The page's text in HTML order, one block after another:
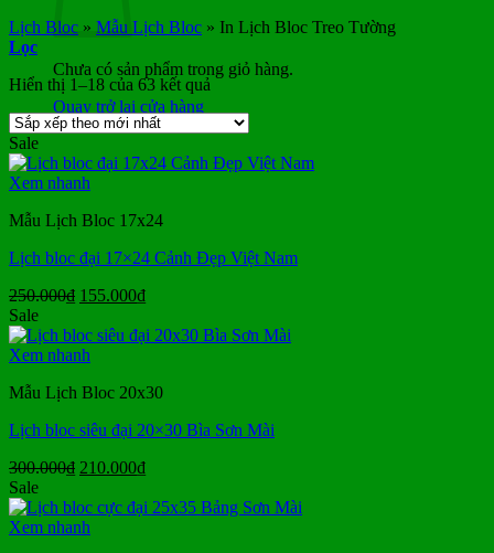
Chưa có sản phẩm trong giỏ hàng.
Quay trở lại cửa hàng
Lịch Bloc » Mẫu Lịch Bloc » In Lịch Bloc Treo Tường
Lọc
Hiển thị 1–18 của 63 kết quả Đã
xếp
mới
Sale
Xem nhanh
Mẫu Lịch Bloc 17x24
Lịch bloc đại 17×24 Cảnh Đẹp Việt Nam
250.000₫ Giá
là:
250.000₫.
155.000₫Giá
tại
Sale
Xem nhanh
Mẫu Lịch Bloc 20x30
Lịch bloc siêu đại 20×30 Bìa Sơn Mài
300.000₫ Giá
là:
300.000₫.
210.000₫Giá
tại
Sale
Xem nhanh